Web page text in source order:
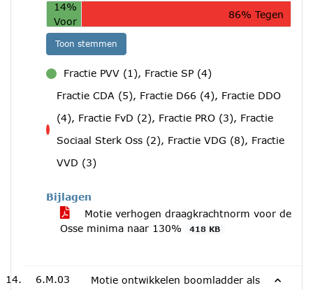
14%
Voor
86% Tegen
Toon stemmen
Fractie PVV (1), Fractie SP (4)
tegen
Fractie CDA (5), Fractie D66 (4), Fractie DDO
(4), Fractie FvD (2), Fractie PRO (3), Fractie
Sociaal Sterk Oss (2), Fractie VDG (8), Fractie
VVD (3)
Bijlagen
Motie verhogen draagkrachtnorm voor de
Osse minima naar 130%
418 KB
6.M.03
Motie ontwikkelen boomladder als